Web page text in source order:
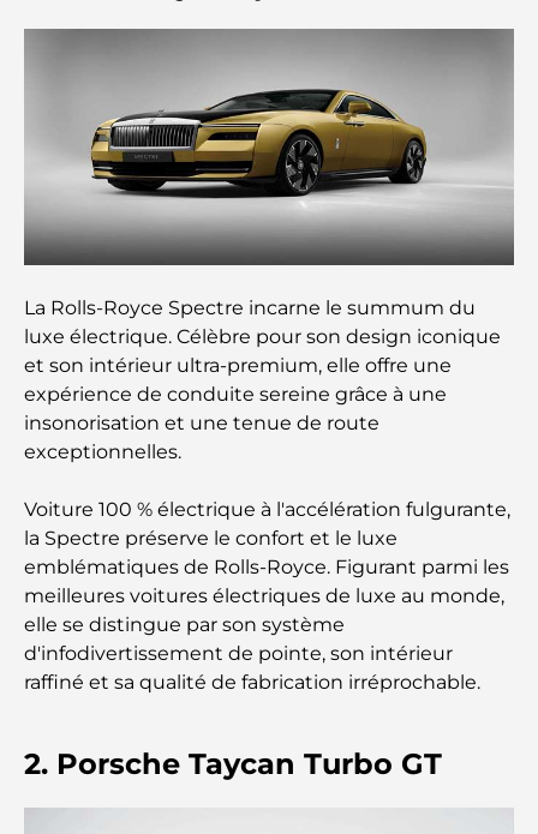
Restaurants italiens du centre-ville de Dubaï : un
avant-goût d'Italie au cœur de la ville
Les 7 meilleures salles de sport de Dubai Hills : le
summum du fitness
Le guide ultime des restaurants gastronomiques
de Palm Jumeirah
Découvrez les meilleurs petits-déjeuners de
Business Bay, à Dubaï.
complets pour tous
Lamborghini les plus chères jamais construites : la
liste ultime des collectionneurs
L'école GEMS la plus chère de Dubaï : un guide
complet pour les parents
Les meilleures écoles près de Damac Hills 2 : un
guide pour les familles
La Rolls-Royce Spectre incarne le summum du
luxe électrique. Célèbre pour son design iconique
et son intérieur ultra-premium, elle offre une
expérience de conduite sereine grâce à une
insonorisation et une tenue de route
exceptionnelles.
Voiture 100 % électrique à l'accélération fulgurante,
la Spectre préserve le confort et le luxe
emblématiques de Rolls-Royce. Figurant parmi les
meilleures voitures électriques de luxe au monde,
elle se distingue par son système
d'infodivertissement de pointe, son intérieur
raffiné et sa qualité de fabrication irréprochable.
2. Porsche Taycan Turbo GT